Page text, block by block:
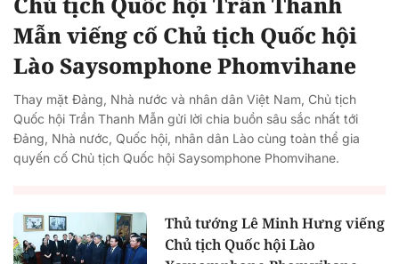
Mẫn viếng cố Chủ tịch Quốc hội
Lào Saysomphone Phomvihane
Thay mặt Đảng, Nhà nước và nhân dân Việt Nam, Chủ tịch
Quốc hội Trần Thanh Mẫn gửi lời chia buồn sâu sắc nhất tới
Đảng, Nhà nước, Quốc hội, nhân dân Lào cùng toàn thể gia
quyến cố Chủ tịch Quốc hội Saysomphone Phomvihane.
Thủ tướng Lê Minh Hưng viếng
Chủ tịch Quốc hội Lào